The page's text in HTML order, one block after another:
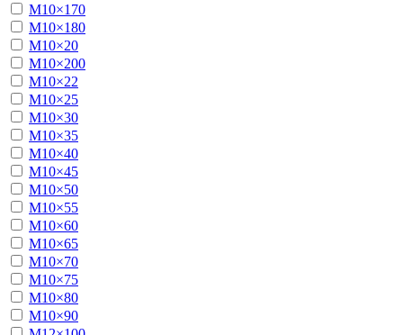
М10×170
М10×180
М10×20
М10×200
М10×22
М10×25
М10×30
М10×35
М10×40
М10×45
М10×50
М10×55
М10×60
М10×65
М10×70
М10×75
М10×80
М10×90